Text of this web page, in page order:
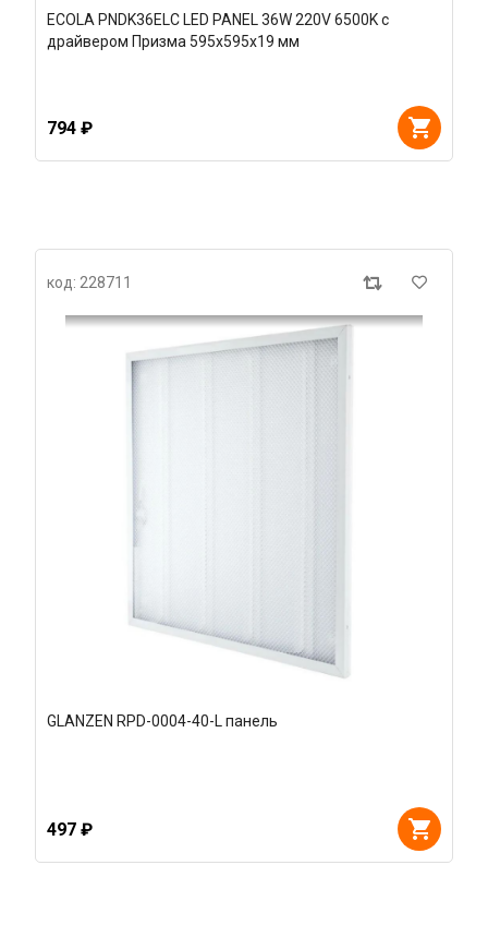
ECOLA PNDK36ELC LED PANEL 36W 220V 6500K с
драйвером Призма 595х595х19 мм
794 ₽
код: 228711
GLANZEN RPD-0004-40-L панель
497 ₽